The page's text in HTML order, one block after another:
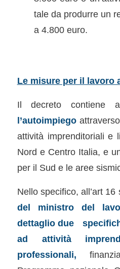
tale da produrre un
a 4.800 euro.
Le misure per il lavoro
Il decreto contiene
l’autoimpiego
attività imprenditoriali e
Nord e Centro Italia, e
per il Sud e le aree
Nello specifico, all’art 16
del ministro del
dettaglio due
ad attività
professionali,